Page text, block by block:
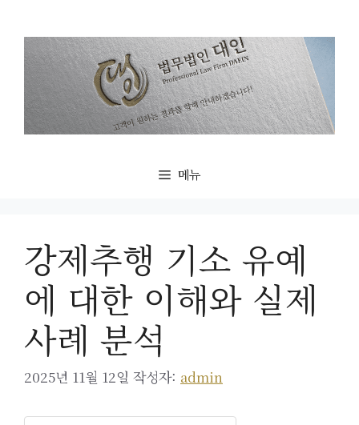
메뉴
강제추행 기소 유예
에 대한 이해와 실제
사례 분석
2025년 11월 12일 작성자: admin